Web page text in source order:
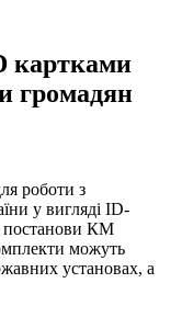
картками
громадян
роботи з
у вигляді ID-
постанови КМ
можуть
установах, а